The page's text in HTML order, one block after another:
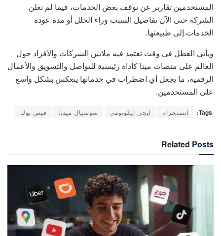
المستخدمين تقارير عن توقف بعض الخدمات، فيما لم تعلن
الشركة حتى الآن تفاصيل السبب وراء الخلل أو مدة عودة
الخدمات إلى طبيعتها.
ويأتي العطل في وقت تعتمد فيه ملايين الشركات والأفراد حول
العالم على منصات ميتا كأداة رئيسية للتواصل والتسويق والأعمال
الرقمية، ما يجعل أي اضطراب في خدماتها ينعكس بشكل واسع
على المستخدمين.
Tags: انستجرام ايجي ايكونومي سوشيال ميديا فيس بوك
Related Posts